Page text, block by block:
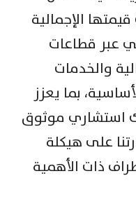
الإجمالية
عبر قطاعات
والخدمات
بما يعزز
استشاري موثوق
على هيكلة
ذات الأهمية